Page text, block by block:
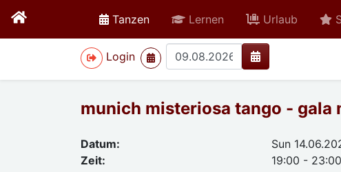
Tanzenactive Lernen Urlaub
Login
>
munich misteriosa tango - gala
Datum:
Sun
Zeit:
19:00 - 23:00